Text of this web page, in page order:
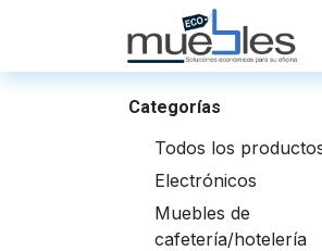
Categorías
Todos los
Electrónicos
Muebles de
cafetería/hotelería